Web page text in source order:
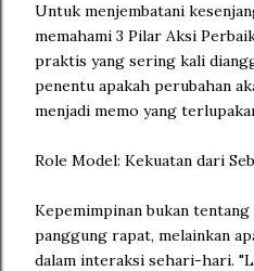
Untuk menjembatani
memahami 3 Pilar Aksi
praktis yang sering kali
penentu apakah perubahan
menjadi memo yang
Role Model: Kekuatan dari
Kepemimpinan bukan tentang
panggung rapat, melainkan
dalam interaksi sehari-hari.